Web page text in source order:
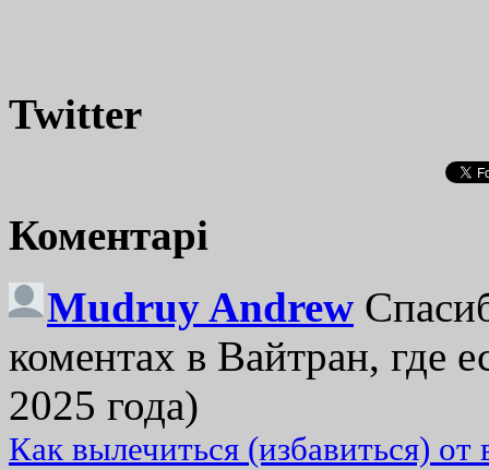
Twitter
Коментарі
Mudruy Andrew
коментах в Вайтран, где
2025 года)
Как вылечиться (избавиться)